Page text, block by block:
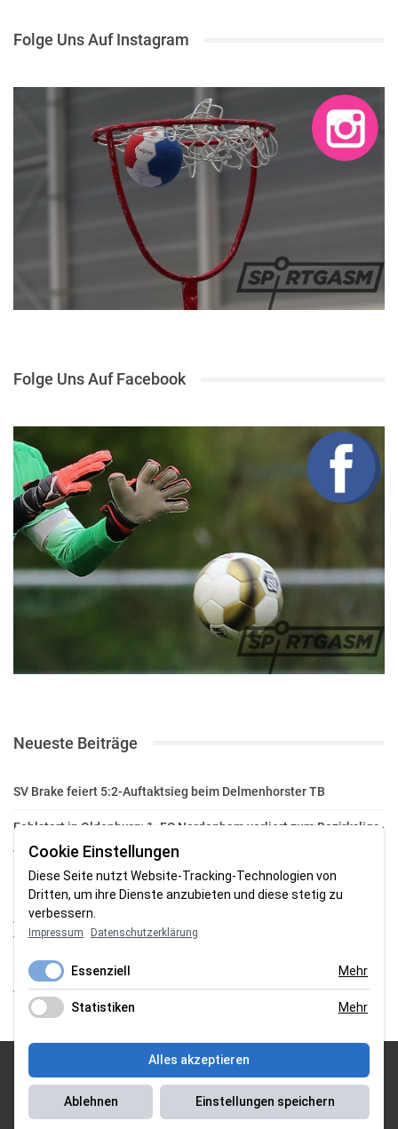
Folge Uns Auf Instagram
Folge Uns Auf Facebook
Neueste Beiträge
SV Brake feiert 5:2-Auftaktsieg beim Delmenhorster TB
Fehlstart in Oldenburg: 1. FC Nordenham verliert zum Bezirksliga-
Auftakt
Fußball in der Wesermarsch: Die Bilder vom Wochenende
Aufstieg geschafft: HSG-Unterweser-C-Jugend macht sich bereit
für die Oberliga
HSG Unterweser startet mit neuem Torwarttrainer in die
Vorbereitung
© 2026 Sportgasm . All Rights Reserved.
Unser Team|Impressum Datenschutzerklärung|Magazin Saison
2018/2019|Magazin Saison 2019/2020|Magazin Saison 2020/2021|
Cookie Einstellungen
Diese Seite nutzt Website-Tracking-Technologien von
Dritten, um ihre Dienste anzubieten und diese stetig zu
verbessern.
Impressum Datenschutzerklärung
Essenziell Mehr
Statistiken Mehr
Ablehnen Einstellungen speichern
Alles akzeptieren